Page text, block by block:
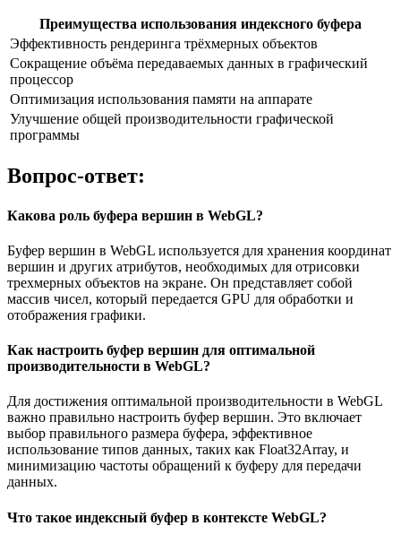
Преимущества использования индексного буфера
Эффективность рендеринга трёхмерных объектов
Сокращение объёма передаваемых данных в графический
процессор
Оптимизация использования памяти на аппарате
Улучшение общей производительности графической
программы
Вопрос-ответ:
Какова роль буфера вершин в WebGL?
Буфер вершин в WebGL используется для хранения координат
вершин и других атрибутов, необходимых для отрисовки
трехмерных объектов на экране. Он представляет собой
массив чисел, который передается GPU для обработки и
отображения графики.
Как настроить буфер вершин для оптимальной
производительности в WebGL?
Для достижения оптимальной производительности в WebGL
важно правильно настроить буфер вершин. Это включает
выбор правильного размера буфера, эффективное
использование типов данных, таких как Float32Array, и
минимизацию частоты обращений к буферу для передачи
данных.
Что такое индексный буфер в контексте WebGL?